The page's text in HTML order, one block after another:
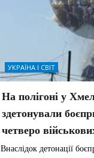
УКРАЇНА І СВІТ
На полігоні у
здетонували
четверо
Внаслідок детонації